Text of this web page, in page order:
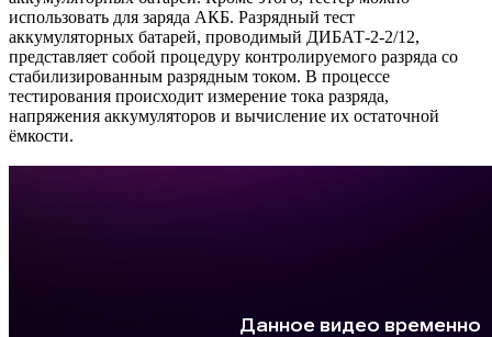
использовать для заряда АКБ. Разрядный тест
аккумуляторных батарей, проводимый ДИБАТ-2-2/12,
представляет собой процедуру контролируемого разряда со
стабилизированным разрядным током. В процессе
тестирования происходит измерение тока разряда,
напряжения аккумуляторов и вычисление их остаточной
ёмкости.